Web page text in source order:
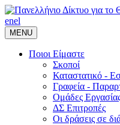
enel
MENU
Ποιοι Είμαστε
Σκοποί
Καταστατικό -
Γραφεία -
Ομάδες
ΔΣ Επιτροπές
Οι δράσεις σε